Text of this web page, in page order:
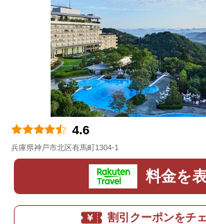
4.6
兵庫県神戸市北区有馬町1304-1
料金を
割引クーポンをチ